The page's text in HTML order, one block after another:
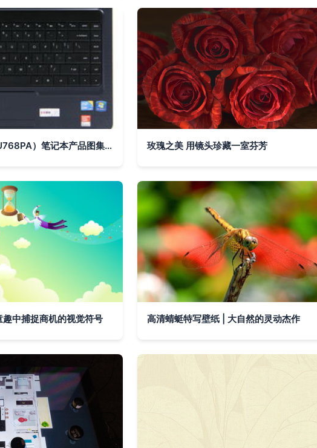
惠普G42-384TX（XU768PA）笔记本产品图集 IT168高清素材一览 玫瑰之美 用镜头珍藏一室芬芳
中捕捉商机的视觉符号 高清蜻蜓特写壁纸 | 大自然的灵动杰作